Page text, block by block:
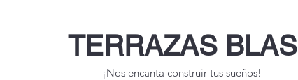
TERRAZAS BLAS
¡Nos encanta construir tus sueños!